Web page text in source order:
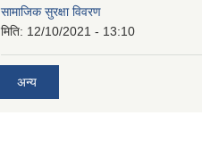
सामाजिक सुरक्षा विवरण
मिति: 12/10/2021 - 13:10
अन्य